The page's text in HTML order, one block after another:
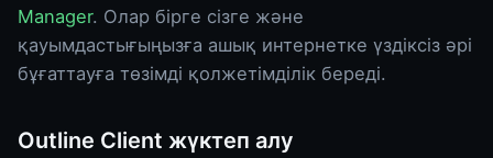
Manager. Олар бірге сізге және
қауымдастығыңызға ашық интернетке үздіксіз әрі
бұғаттауға төзімді қолжетімділік береді.
Outline Client жүктеп алу